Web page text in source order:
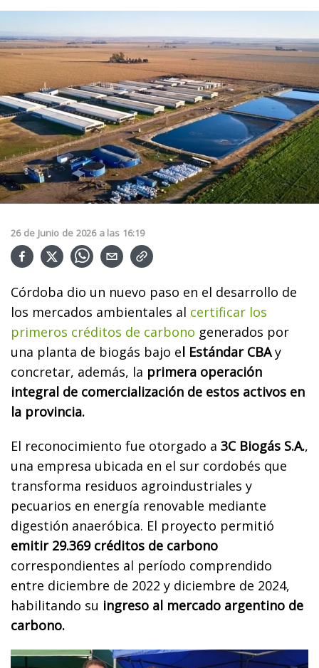
26 de Junio de 2026 a las 16:19
Córdoba dio un nuevo paso en el desarrollo de
los mercados ambientales al certificar los
primeros créditos de carbono generados por
una planta de biogás bajo el Estándar CBAy
concretar, además, la primera operación
integral de comercialización de estos activos en
la provincia.
El reconocimiento fue otorgado a 3C Biogás S.A.,
una empresa ubicada en el sur cordobés que
transforma residuos agroindustriales y
pecuarios en energía renovable mediante
digestión anaeróbica. El proyecto permitió
emitir 29.369 créditos de carbono
correspondientes al período comprendido
entre diciembre de 2022 y diciembre de 2024,
habilitando su ingreso al mercado argentino de
carbono.